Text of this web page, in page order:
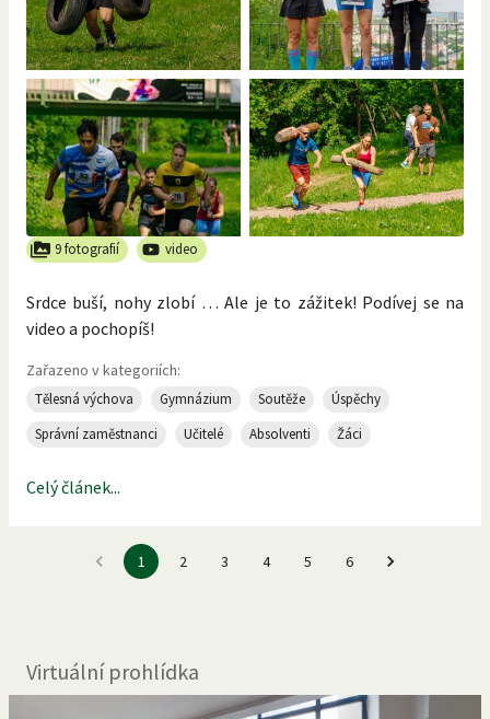
9 fotografií video
Srdce buší, nohy zlobí … Ale je to zážitek! Podívej se na
video a pochopíš!
Zařazeno v kategoriích:
Tělesná výchova Gymnázium Soutěže
Úspěchy
Správní zaměstnanci
Učitelé Absolventi Žáci
Celý článek...
1 2 3 4 5 6
Virtuální prohlídka